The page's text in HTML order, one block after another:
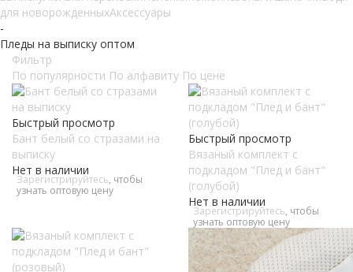
для новорожденныхАксессуары
-
Пледы на выписку оптом
Фильтр
По популярности По алфавиту По цене
Быстрый просмотр
Бант белый со стразами на
выписку
Нет в наличии
Зарегистрируйтесь, чтобы
узнать оптовую цену
Быстрый просмотр
Вязаный комплект с
подкладом "Плед и бант"
(голубой)
Нет в наличии
Зарегистрируйтесь, чтобы
узнать оптовую цену